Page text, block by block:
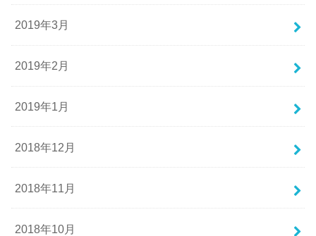
2019年3月
2019年2月
2019年1月
2018年12月
2018年11月
2018年10月